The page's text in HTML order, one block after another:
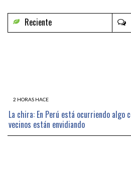
Reciente
2 HORAS HACE
La chira: En Perú está ocurriendo algo
vecinos están envidiando